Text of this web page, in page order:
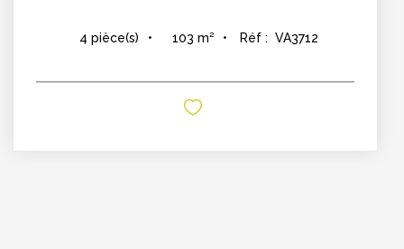
4 pièce(s) 103 m² Réf : VA3712